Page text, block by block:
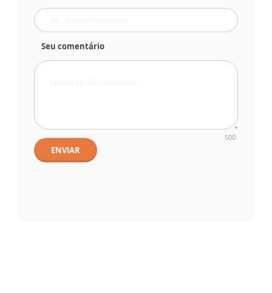
Seu comentário
500
ENVIAR